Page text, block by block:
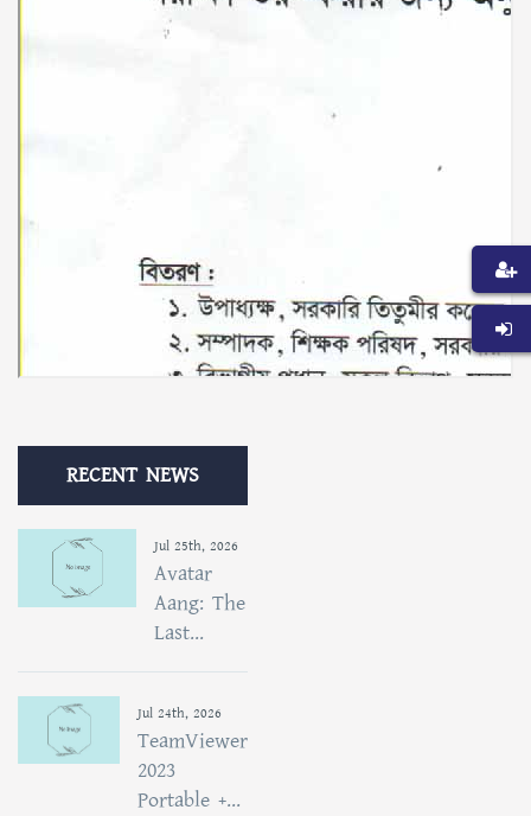
RECENT NEWS
Jul 25th, 2026
Avatar
Aang: The
Last...
Jul 24th, 2026
TeamViewer
2023
Portable +...